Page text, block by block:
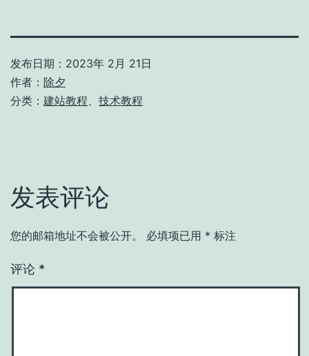
发布日期： 2023年 2月 21日
作者： 除夕
分类： 建站教程 技术教程
发表评论
您的邮箱地址不会被公开。 必填项已用 * 标注
评论 *